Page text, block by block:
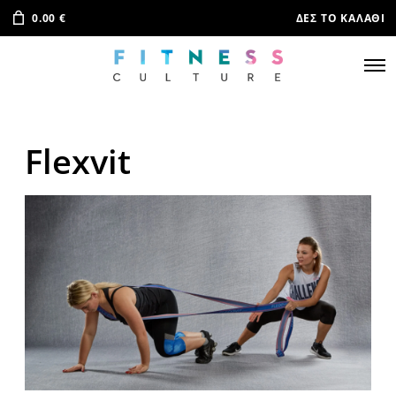
0.00 € ΔΕΣ ΤΟ ΚΑΛΆΘΙ
Flexvit